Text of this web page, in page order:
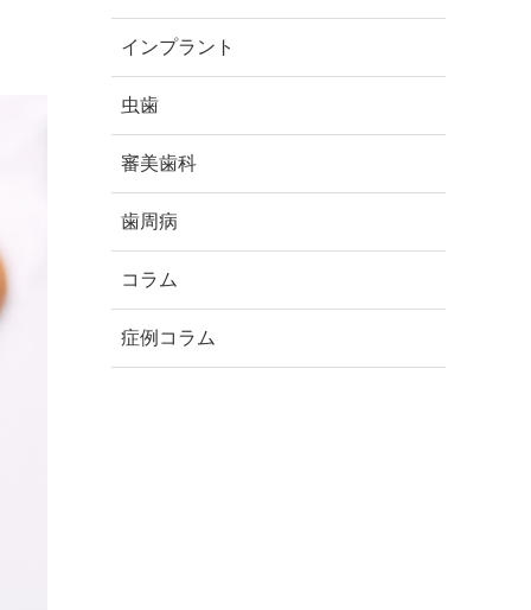
インプラント
虫歯
審美歯科
歯周病
コラム
症例コラム